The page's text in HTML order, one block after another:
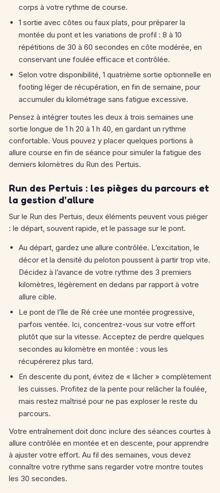
corps à votre rythme de course.
1 sortie avec côtes ou faux plats, pour préparer la
montée du pont et les variations de profil : 8 à 10
répétitions de 30 à 60 secondes en côte modérée, en
conservant une foulée efficace et contrôlée.
Selon votre disponibilité, 1 quatrième sortie optionnelle en
footing léger de récupération, en fin de semaine, pour
accumuler du kilométrage sans fatigue excessive.
Pensez à intégrer toutes les deux à trois semaines une
sortie longue de 1 h 20 à 1 h 40, en gardant un rythme
confortable. Vous pouvez y placer quelques portions à
allure course en fin de séance pour simuler la fatigue des
derniers kilomètres du Run des Pertuis.
Run des Pertuis : les pièges du parcours et
la gestion d’allure
Sur le Run des Pertuis, deux éléments peuvent vous piéger
: le départ, souvent rapide, et le passage sur le pont.
Au départ, gardez une allure contrôlée. L’excitation, le
décor et la densité du peloton poussent à partir trop vite.
Décidez à l’avance de votre rythme des 3 premiers
kilomètres, légèrement en dedans par rapport à votre
allure cible.
Le pont de l’île de Ré crée une montée progressive,
parfois ventée. Ici, concentrez-vous sur votre effort
plutôt que sur la vitesse. Acceptez de perdre quelques
secondes au kilomètre en montée : vous les
récupérerez plus tard.
En descente du pont, évitez de « lâcher » complètement
les cuisses. Profitez de la pente pour relâcher la foulée,
mais restez maîtrisé pour ne pas exploser le reste du
parcours.
Votre entraînement doit donc inclure des séances courtes à
allure contrôlée en montée et en descente, pour apprendre
à ajuster votre effort. Au fil des semaines, vous devez
connaître votre rythme sans regarder votre montre toutes
les 30 secondes.